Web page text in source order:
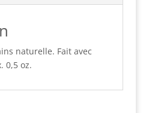
naturelle. Fait avec
0,5 oz.